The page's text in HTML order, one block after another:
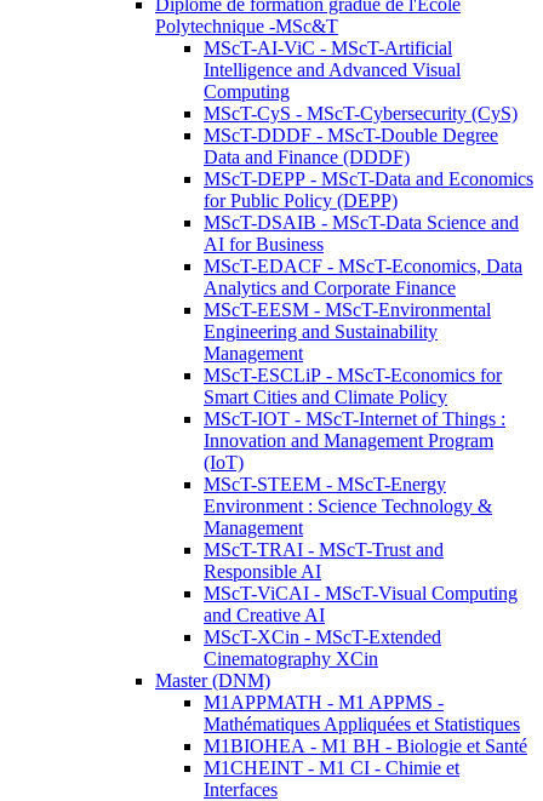
Diplôme de formation gradué de l'Ecole
Polytechnique -MSc&T
MScT-AI-ViC - MScT-Artificial
Intelligence and Advanced Visual
Computing
MScT-CyS - MScT-Cybersecurity (CyS)
MScT-DDDF - MScT-Double Degree
Data and Finance (DDDF)
MScT-DEPP - MScT-Data and Economics
for Public Policy (DEPP)
MScT-DSAIB - MScT-Data Science and
AI for Business
MScT-EDACF - MScT-Economics, Data
Analytics and Corporate Finance
MScT-EESM - MScT-Environmental
Engineering and Sustainability
Management
MScT-ESCLiP - MScT-Economics for
Smart Cities and Climate Policy
MScT-IOT - MScT-Internet of Things :
Innovation and Management Program
(IoT)
MScT-STEEM - MScT-Energy
Environment : Science Technology &
Management
MScT-TRAI - MScT-Trust and
Responsible AI
MScT-ViCAI - MScT-Visual Computing
and Creative AI
MScT-XCin - MScT-Extended
Cinematography XCin
Master (DNM)
M1APPMATH - M1 APPMS -
Mathématiques Appliquées et Statistiques
M1BIOHEA - M1 BH - Biologie et Santé
M1CHEINT - M1 CI - Chimie et
Interfaces